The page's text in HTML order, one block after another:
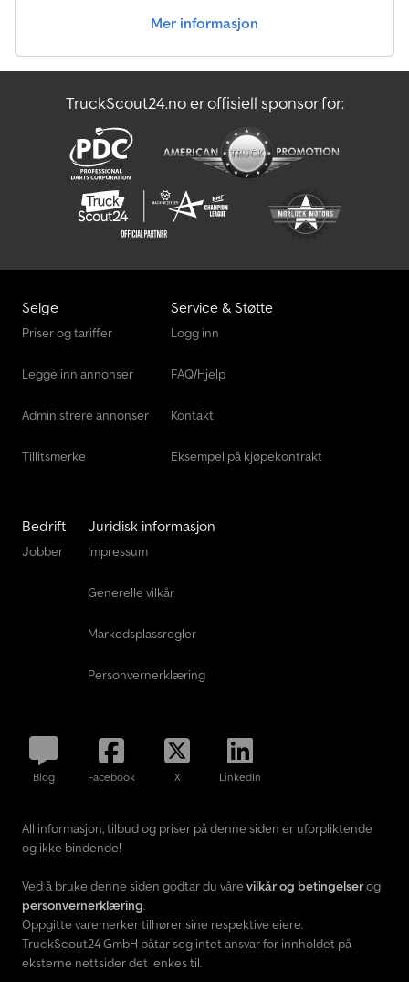
Mer informasjon
TruckScout24.no er offisiell sponsor for:
Selge
Priser og tariffer
Legge inn annonser
Administrere annonser
Tillitsmerke
Service & Støtte
Logg inn
FAQ/Hjelp
Kontakt
Eksempel på kjøpekontrakt
Bedrift
Jobber
Juridisk informasjon
Impressum
Generelle vilkår
Markedsplassregler
Personvernerklæring
Blog Facebook X LinkedIn
All informasjon, tilbud og priser på denne siden er uforpliktende
og ikke bindende!
Ved å bruke denne siden godtar du våre vilkår og betingelserog
personvernerklæring.
Oppgitte varemerker tilhører sine respektive eiere.
TruckScout24 GmbH påtar seg intet ansvar for innholdet på
eksterne nettsider det lenkes til.